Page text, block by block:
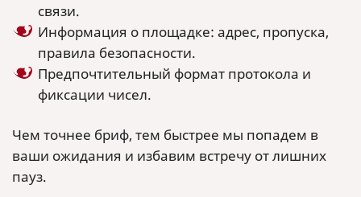
связи.
Информация о площадке: адрес, пропуска,
правила безопасности.
Предпочтительный формат протокола и
фиксации чисел.
Чем точнее бриф, тем быстрее мы попадем в
ваши ожидания и избавим встречу от лишних
пауз.